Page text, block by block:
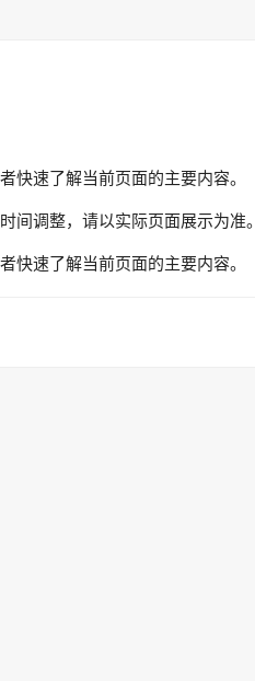
快速了解当前页面的主要内容。
间调整，请以实际页面展示为准。
快速了解当前页面的主要内容。